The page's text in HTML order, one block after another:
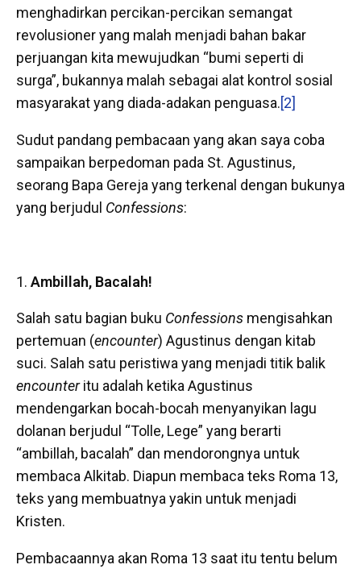
menghadirkan percikan-percikan semangat
revolusioner yang malah menjadi bahan bakar
perjuangan kita mewujudkan “bumi seperti di
surga”, bukannya malah sebagai alat kontrol sosial
masyarakat yang diada-adakan penguasa.[2]
Sudut pandang pembacaan yang akan saya coba
sampaikan berpedoman pada St. Agustinus,
seorang Bapa Gereja yang terkenal dengan bukunya
yang berjudul Confessions:
Ambillah, Bacalah!
Salah satu bagian buku Confessions mengisahkan
pertemuan (encounter) Agustinus dengan kitab
suci. Salah satu peristiwa yang menjadi titik balik
encounteritu adalah ketika Agustinus
mendengarkan bocah-bocah menyanyikan lagu
dolanan berjudul “Tolle, Lege” yang berarti
“ambillah, bacalah” dan mendorongnya untuk
membaca Alkitab. Diapun membaca teks Roma 13,
teks yang membuatnya yakin untuk menjadi
Kristen.
Pembacaannya akan Roma 13 saat itu tentu belum